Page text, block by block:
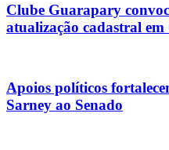
Clube Guarapary
atualização cadastral em
Apoios políticos
Sarney ao Senado